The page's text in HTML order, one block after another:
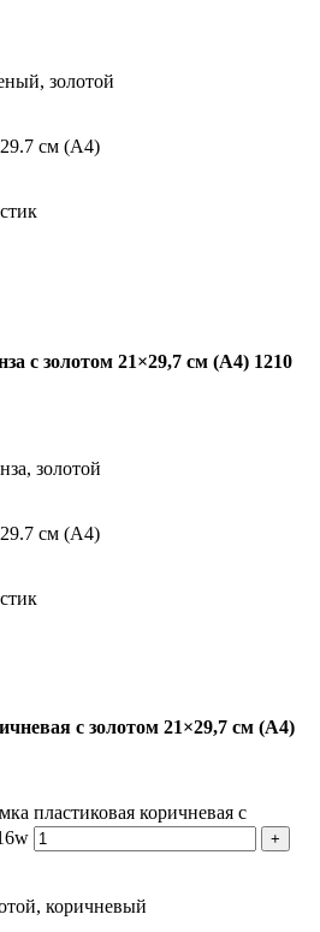
золотой
см (А4)
с золотом 21×29,7 см (А4) 1210
золотой
см (А4)
с золотом 21×29,7 см (А4)
пластиковая коричневая с
коричневый